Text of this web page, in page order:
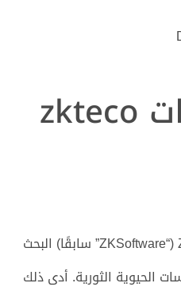
افضل منتجات zkteco
في عام 1985 ، بدأت ZKTeco (“ZKSoftware” سابقًا) البحث
الحيوية الثورية. أدى ذلك